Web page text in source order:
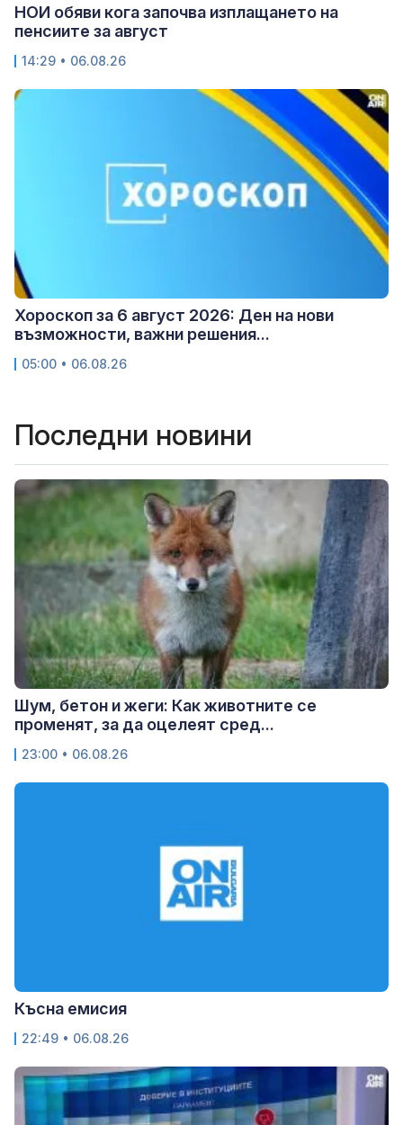
НОИ обяви кога започва изплащането на
пенсиите за август
14:29 • 06.08.26
Хороскоп за 6 август 2026: Ден на нови
възможности, важни решения...
05:00 • 06.08.26
Последни новини
Шум, бетон и жеги: Как животните се
променят, за да оцелеят сред...
23:00 • 06.08.26
Късна емисия
22:49 • 06.08.26